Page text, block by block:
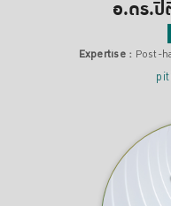
อ.ดร.ปิ
Expertise : Post-